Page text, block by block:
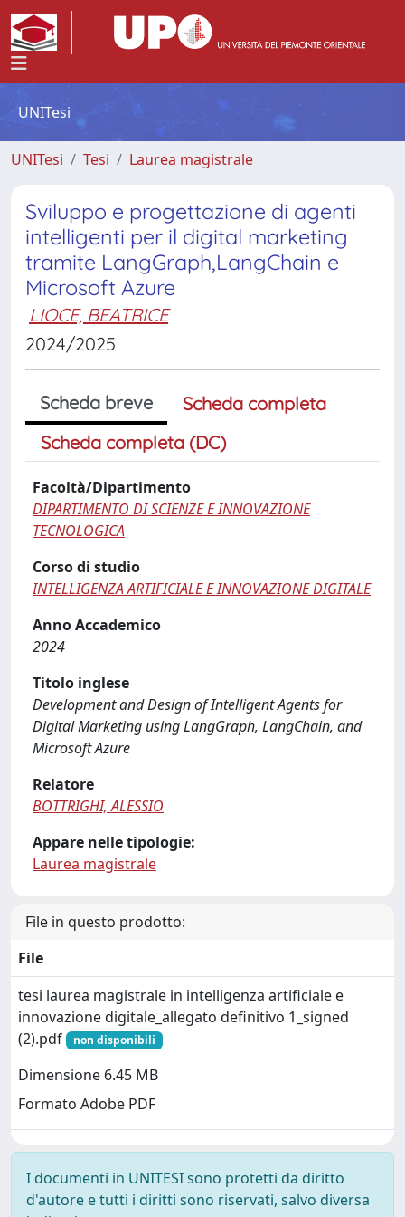
UNITesi
UNITesi Tesi Laurea magistrale
Sviluppo e progettazione di agenti
intelligenti per il digital marketing
tramite LangGraph,LangChain e
Microsoft Azure
LIOCE, BEATRICE
2024/2025
Scheda breve
Scheda completa
Scheda completa (DC)
Facoltà/Dipartimento
DIPARTIMENTO DI SCIENZE E INNOVAZIONE
TECNOLOGICA
Corso di studio
INTELLIGENZA ARTIFICIALE E INNOVAZIONE DIGITALE
Anno Accademico
2024
Titolo inglese
Development and Design of Intelligent Agents for
Digital Marketing using LangGraph, LangChain, and
Microsoft Azure
Relatore
BOTTRIGHI, ALESSIO
Appare nelle tipologie:
Laurea magistrale
File in questo prodotto:
File
tesi laurea magistrale in intelligenza artificiale e
innovazione digitale_allegato definitivo 1_signed
(2).pdf
non disponibili
Dimensione 6.45 MB
Formato Adobe PDF
I documenti in UNITESI sono protetti da diritto
d'autore e tutti i diritti sono riservati, salvo diversa